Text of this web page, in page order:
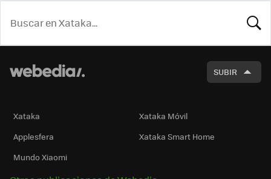
SUBIR
Xataka
Xataka Móvil
Applesfera
Xataka Smart Home
Mundo Xiaomi